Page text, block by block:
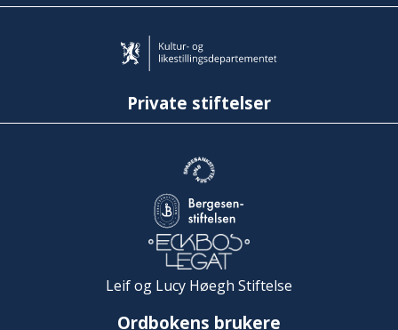
Private stiftelser
Leif og Lucy Høegh Stiftelse
Ordbokens brukere